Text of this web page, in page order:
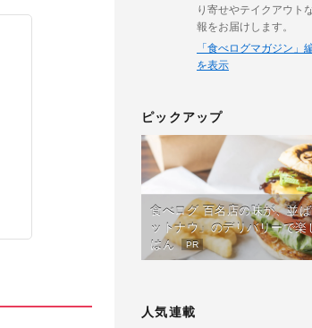
り寄せやテイクアウト
報をお届けします。
「食べログマガジン」
を表示
ピックアップ
食べログ 百名店の味が、並
ットナウ」のデリバリーで楽
はん
PR
人気連載